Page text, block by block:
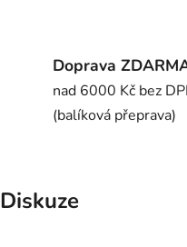
Doprava
nad 6000 Kč bez
(balíková přeprava)
Diskuze